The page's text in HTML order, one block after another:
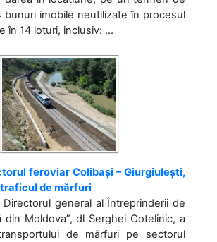
bunuri imobile neutilizate în procesul
în 14 loturi, inclusiv: ...
feroviar Colibași – Giurgiulești,
de mărfuri
general al Întreprinderii de
din Moldova”, dl Serghei Cotelinic, a
de mărfuri pe sectorul